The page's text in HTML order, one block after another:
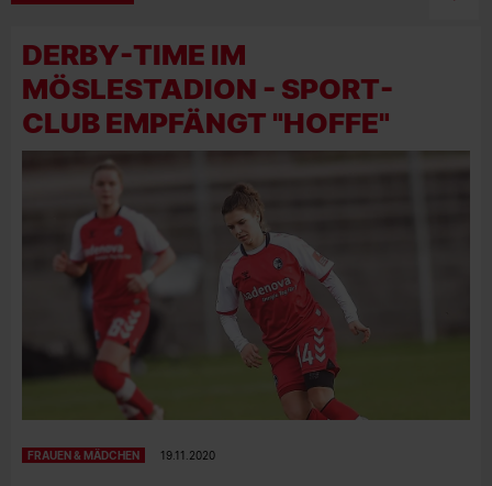
DERBY-TIME IM
MÖSLESTADION - SPORT-
CLUB EMPFÄNGT "HOFFE"
FRAUEN & MÄDCHEN 19.11.2020